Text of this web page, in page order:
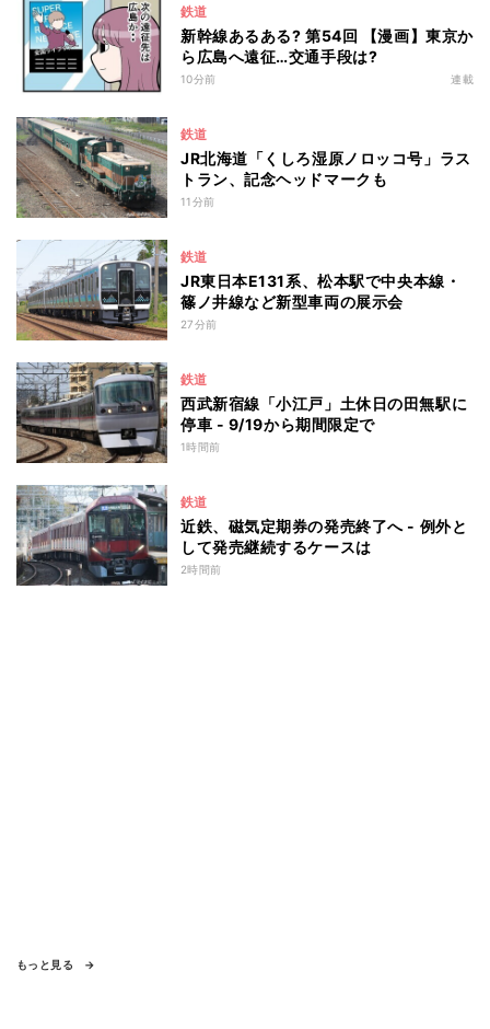
鉄道
新幹線あるある? 第54回 【漫画】東京か
ら広島へ遠征…交通手段は?
10分前 連載
鉄道
JR北海道「くしろ湿原ノロッコ号」ラス
トラン、記念ヘッドマークも
11分前
鉄道
JR東日本E131系、松本駅で中央本線・
篠ノ井線など新型車両の展示会
27分前
鉄道
西武新宿線「小江戸」土休日の田無駅に
停車 - 9/19から期間限定で
1時間前
鉄道
近鉄、磁気定期券の発売終了へ - 例外と
して発売継続するケースは
2時間前
もっと見る